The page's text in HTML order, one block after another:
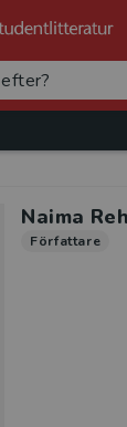
Naima
Författare